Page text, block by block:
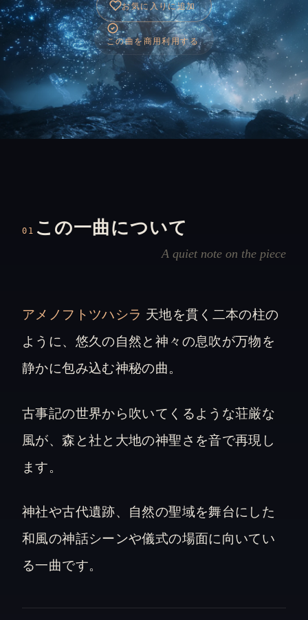
お気に入りに追加
この曲を商用利用する
01 この一曲について
A quiet note on the piece
アメノフトツハシラ 天地を貫く二本の柱の
ように、悠久の自然と神々の息吹が万物を
静かに包み込む神秘の曲。
古事記の世界から吹いてくるような荘厳な
風が、森と社と大地の神聖さを音で再現し
ます。
神社や古代遺跡、自然の聖域を舞台にした
和風の神話シーンや儀式の場面に向いてい
る一曲です。